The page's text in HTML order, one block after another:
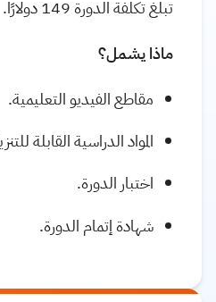
تبلغ تكلفة الدورة 149 دولارًا.
ماذا يشمل؟
مقاطع الفيديو التعليمية.
المواد الدراسية القابلة
اختبار الدورة.
شهادة إتمام الدورة.